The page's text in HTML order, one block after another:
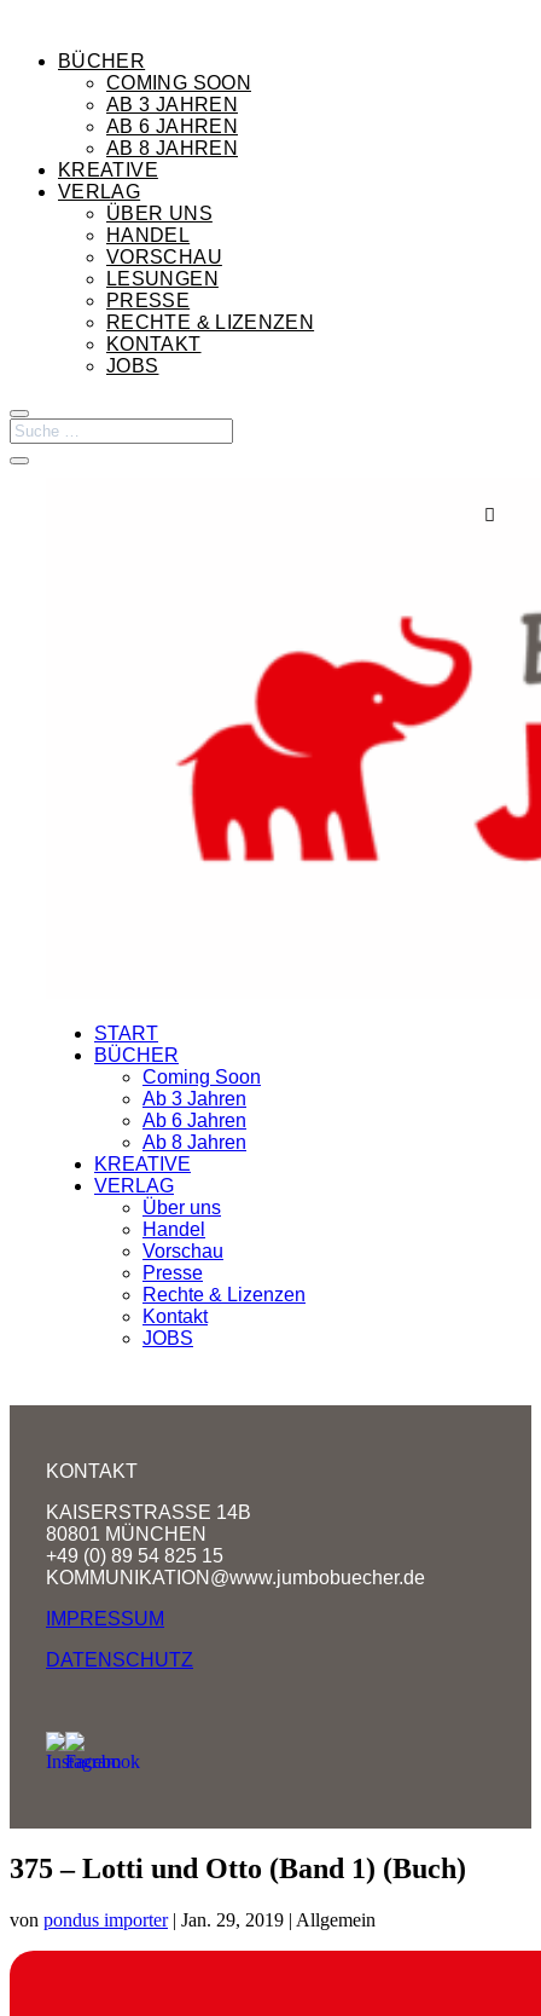
BÜCHER
COMING SOON
AB 3 JAHREN
AB 6 JAHREN
AB 8 JAHREN
KREATIVE
VERLAG
ÜBER UNS
HANDEL
VORSCHAU
LESUNGEN
PRESSE
RECHTE & LIZENZEN
KONTAKT
JOBS

START
BÜCHER
Coming Soon
Ab 3 Jahren
Ab 6 Jahren
Ab 8 Jahren
KREATIVE
VERLAG
Über uns
Handel
Vorschau
Presse
Rechte & Lizenzen
Kontakt
JOBS
KONTAKT
KAISERSTRASSE 14B
80801 MÜNCHEN
+49 (0) 89 54 825 15
KOMMUNIKATION@www.jumbobuecher.de
IMPRESSUM
DATENSCHUTZ
375 – Lotti und Otto (Band 1) (Buch)
von pondus importer| Jan. 29, 2019 | Allgemein